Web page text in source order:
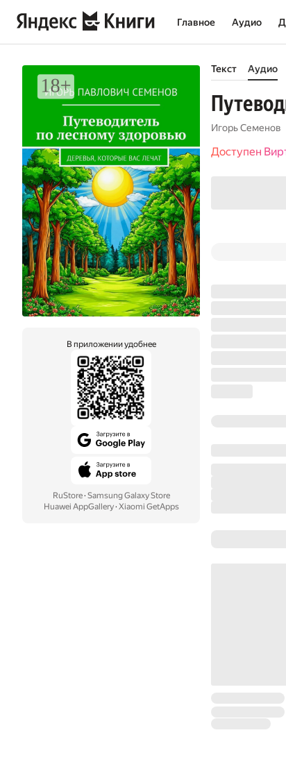
Главное Аудио
В приложении удобнее
RuStore· Samsung Galaxy Store
Huawei AppGallery· Xiaomi GetApps
Текст Аудио
Игорь Семенов
Доступен